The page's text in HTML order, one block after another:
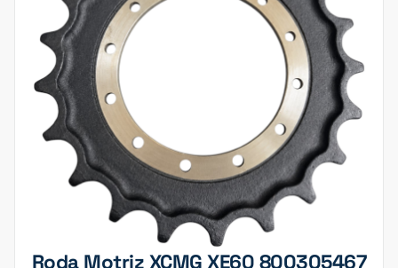
Roda Motriz XCMG XE60 800305467